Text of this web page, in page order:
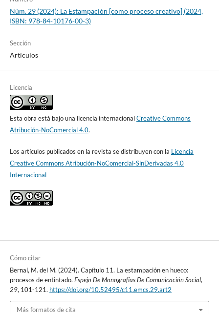
Núm. 29 (2024): La Estampación [como proceso creativo] (2024,
ISBN: 978-84-10176-00-3)
Sección
Artículos
Licencia
Esta obra está bajo una licencia internacionalCreative Commons
Atribución-NoComercial 4.0.
Los artículos publicados en la revista se distribuyen con la Licencia
Creative Commons Atribución-NoComercial-SinDerivadas 4.0
Internacional
Cómo citar
Bernal, M. del M. (2024). Capítulo 11. La estampación en hueco:
procesos de entintado. Espejo De Monografías De Comunicación Social,
29, 101-121. https://doi.org/10.52495/c11.emcs.29.art2
Más formatos de cita